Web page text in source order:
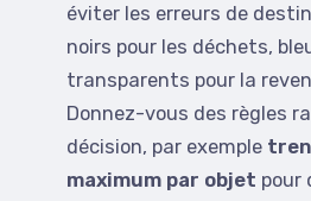
éviter les erreurs de
noirs pour les déchets,
transparents pour la
Donnez-vous des règles
décision, par exemple
maximum par objet pour